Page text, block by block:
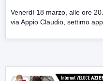
Venerdì 18 marzo, alle ore
via Appio Claudio, settimo